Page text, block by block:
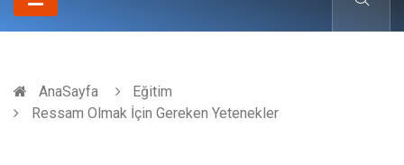
AnaSayfa
Eğitim
Ressam Olmak İçin Gereken Yetenekler